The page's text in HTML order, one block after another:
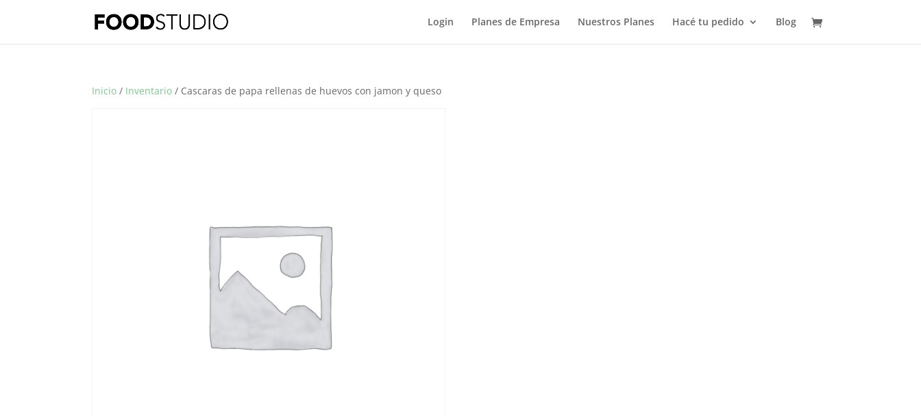
Login Planes de Empresa Nuestros Planes Hacé tu pedido Blog
Inicio / Inventario / Cascaras de papa rellenas de huevos con jamon y queso